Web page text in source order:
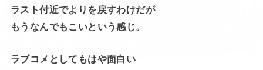
ラスト付近でよりを戻すわけだが
もうなんでもこいという感じ。
ラブコメとしてもはや面白い